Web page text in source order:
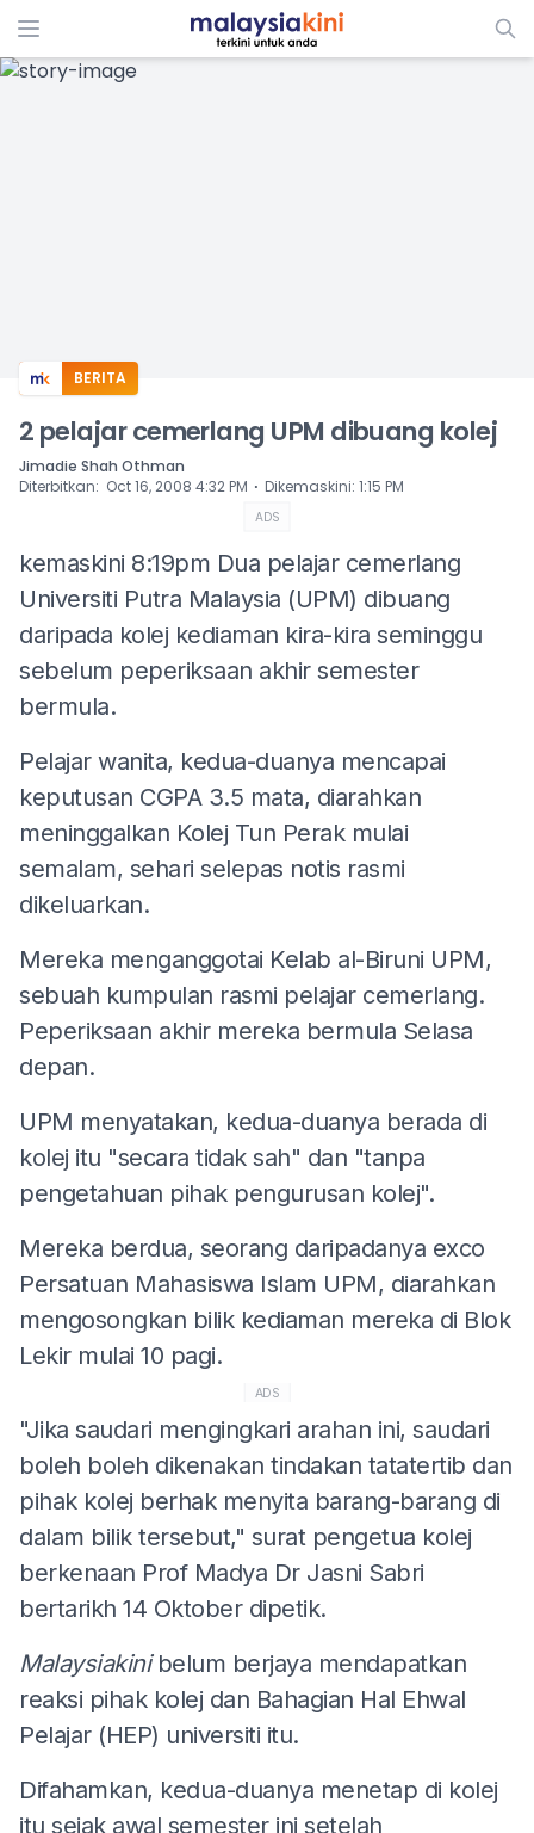
ADS
BERITA
2 pelajar cemerlang UPM dibuang kolej
Jimadie Shah Othman
Diterbitkan: Oct 16, 2008 4:32 PM ⋅ Dikemaskini: 1:15 PM
ADS
kemaskini 8:19pm Dua pelajar cemerlang
Universiti Putra Malaysia (UPM) dibuang
daripada kolej kediaman kira-kira seminggu
sebelum peperiksaan akhir semester
bermula.
Pelajar wanita, kedua-duanya mencapai
keputusan CGPA 3.5 mata, diarahkan
meninggalkan Kolej Tun Perak mulai
semalam, sehari selepas notis rasmi
dikeluarkan.
Mereka menganggotai Kelab al-Biruni UPM,
sebuah kumpulan rasmi pelajar cemerlang.
Peperiksaan akhir mereka bermula Selasa
depan.
UPM menyatakan, kedua-duanya berada di
kolej itu "secara tidak sah" dan "tanpa
pengetahuan pihak pengurusan kolej".
Mereka berdua, seorang daripadanya exco
Persatuan Mahasiswa Islam UPM, diarahkan
mengosongkan bilik kediaman mereka di Blok
Lekir mulai 10 pagi.
ADS
"Jika saudari mengingkari arahan ini, saudari
boleh boleh dikenakan tindakan tatatertib dan
pihak kolej berhak menyita barang-barang di
dalam bilik tersebut," surat pengetua kolej
berkenaan Prof Madya Dr Jasni Sabri
bertarikh 14 Oktober dipetik.
Malaysiakini belum berjaya mendapatkan
reaksi pihak kolej dan Bahagian Hal Ehwal
Pelajar (HEP) universiti itu.
Difahamkan, kedua-duanya menetap di kolej
itu sejak awal semester ini setelah